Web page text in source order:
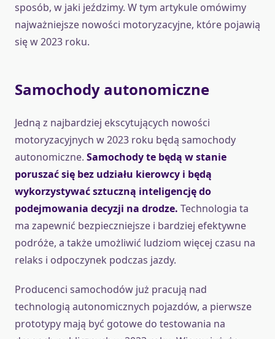
sposób, w jaki jeździmy. W tym artykule omówimy
najważniejsze nowości motoryzacyjne, które pojawią
się w 2023 roku.
Samochody autonomiczne
Jedną z najbardziej ekscytujących nowości
motoryzacyjnych w 2023 roku będą samochody
autonomiczne. Samochody te będą w stanie
poruszać się bez udziału kierowcy i będą
wykorzystywać sztuczną inteligencję do
podejmowania decyzji na drodze. Technologia ta
ma zapewnić bezpieczniejsze i bardziej efektywne
podróże, a także umożliwić ludziom więcej czasu na
relaks i odpoczynek podczas jazdy.
Producenci samochodów już pracują nad
technologią autonomicznych pojazdów, a pierwsze
prototypy mają być gotowe do testowania na